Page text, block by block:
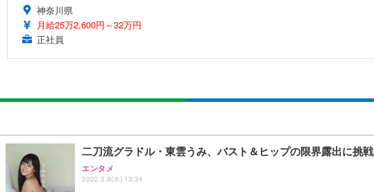
神奈川県
月給25万2,600円～32万円
正社員
二刀流グラドル・東雲うみ、バスト＆ヒップの限界露出に挑戦
エンタメ
2022.3.9(水) 13:34